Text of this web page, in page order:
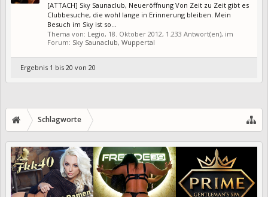
[ATTACH] Sky Saunaclub, Neueröffnung Von Zeit zu Zeit gibt es
Clubbesuche, die wohl lange in Erinnerung bleiben. Mein
Besuch im Sky ist so...
Thema von: Legio, 18. Oktober 2012, 1.233 Antwort(en), im
Forum: Sky Saunaclub, Wuppertal
Ergebnis 1 bis 20 von 20
Schlagworte